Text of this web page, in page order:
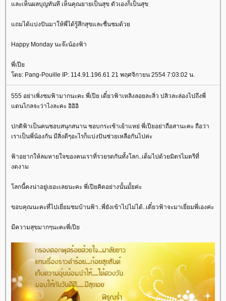
ละเห็นผลบุญทันที เห็นคุณยายเป็นสุข ตัวเองก็เป็นสุข
ถมได้แบ่งปันมาให้พี่ได้รู้สึกสุขและชื่นชมด้ว
Happy Monday นะจ๊ะน้องฟ้า
พี่เปี
ดย: Pang-Pouille IP: 114.91.196.61 21 พฤศจิกายน 2554 7:03:02 น.
555 อย่าเพิ่งชมฟ้ามากนะคะ พี่เปีย เดี๋ยวฟ้าเหลิงลอยละลิ่ว ปลิวละล่องไปถึงพี่
ดนไกลจะว่าไงละคะ อิอิอิ
ปกติฟ้าเป็นคนชอบสนุกสนาน ชอบกระเซ้าเย้าแหย่ พี่เปียอย่าถือสานะคะ ถือว่า
เราเป็นพี่น้องกัน มีสิ่งดีๆอะไรก็แบ่งปันช่วยเหลือกันไปค่ะ
ฟ้าอยากให้ลมหายใจของคนเราที่รวยรดกันทั้งโลก..เต็มไปด้วยมิตรไมตรีที่
งดงาม
ลกนี้คงน่าอยู่เยอะเลยนะคะ พี่เปียคิดอย่างนั้นมั้ยค่ะ
ขอบคุณนะคะที่ไปเยี่ยมชมบ้านฟ้า..พี่ยังเข้าไปไม่ได้..เดี๋ยวฟ้าจะมาเยี่ยมพี่เองค่ะ
มีความสุขมากๆนะคะพี่เปี